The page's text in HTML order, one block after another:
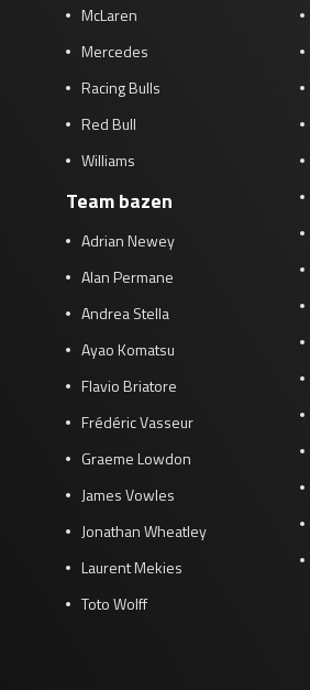
GP QATAR 2026
Kwalificatie
McLaren
Mercedes
Racing Bulls
Red Bull
Williams
Team bazen
Adrian Newey
Alan Permane
Andrea Stella
Ayao Komatsu
Flavio Briatore
Frédéric Vasseur
Graeme Lowdon
James Vowles
Jonathan Wheatley
Laurent Mekies
Toto Wolff